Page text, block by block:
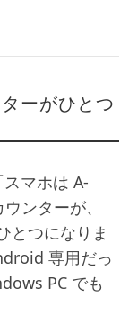
ーがひとつ
マホは A-
ンターが、
とつになりま
専用だっ
PC でも